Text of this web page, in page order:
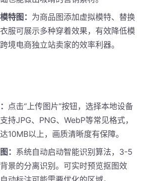
特图： 为商品图添加虚拟模特、替换
服可展示多种穿着效果，有效降低模
境电商独立站卖家的效率利器。
点击“上传图片”按钮，选择本地设备
持JPG、PNG、WebP等常见格式，
10MB以上，画质清晰度有保障。
： 系统自动启动智能识别算法，3-5
景的分离识别。可实时预览抠图效